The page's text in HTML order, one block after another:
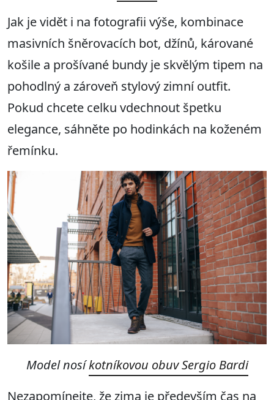
Jak je vidět i na fotografii výše, kombinace
masivních šněrovacích bot, džínů, kárované
košile a prošívané bundy je skvělým tipem na
pohodlný a zároveň stylový zimní outfit.
Pokud chcete celku vdechnout špetku
elegance, sáhněte po hodinkách na koženém
řemínku.
Model nosíkotníkovou obuv Sergio Bardi
Nezapomínejte, že zima je především čas na